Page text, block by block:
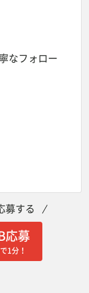
なフォロー
募する
応募
1分！